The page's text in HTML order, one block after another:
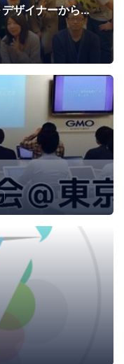
はじめてのハッカソン ～デザイナーからプログラマーまで～